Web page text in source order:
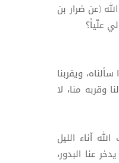
(عن ضرار بن
علّياً؟
ويقربنا
وقربه منا، لا
آناء الليل
عنا البدور،